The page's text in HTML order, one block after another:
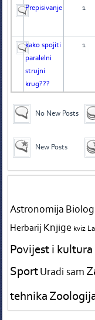
Prepisivanje 1
kako spojiti
paralelni
strujni
krug???
1
No New Posts
New Posts
Astronomija
Herbarij Knjige kviz
Povijest i kultura
SportUradi sam
tehnika